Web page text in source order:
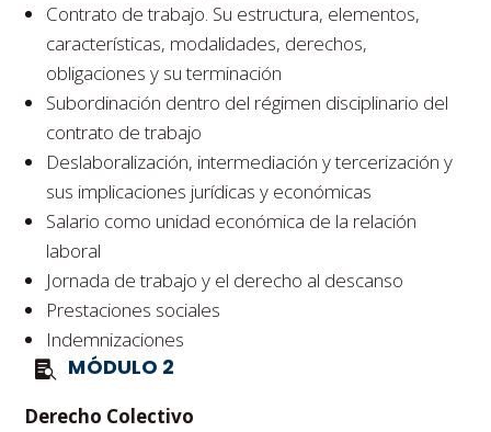
Contrato de trabajo. Su estructura, elementos,
características, modalidades, derechos,
obligaciones y su terminación
Subordinación dentro del régimen disciplinario del
contrato de trabajo
Deslaboralización, intermediación y tercerización y
sus implicaciones jurídicas y económicas
Salario como unidad económica de la relación
laboral
Jornada de trabajo y el derecho al descanso
Prestaciones sociales
Indemnizaciones
MÓDULO 2
Derecho Colectivo